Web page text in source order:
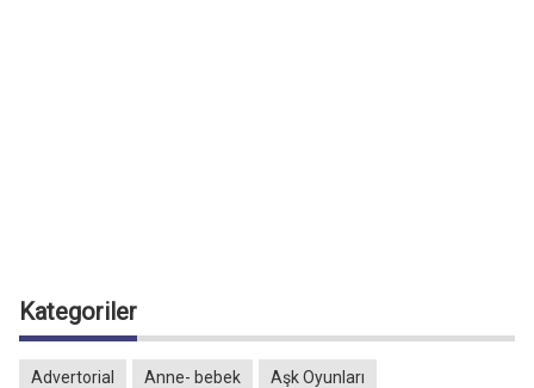
Kategoriler
Advertorial Anne- bebek Aşk Oyunları